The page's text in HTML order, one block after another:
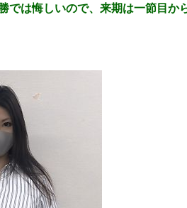
では悔しいので、来期は一節目か